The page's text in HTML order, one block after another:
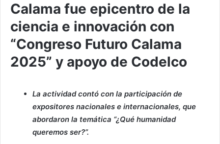
Calama fue epicentro de la
ciencia e innovación con
“Congreso Futuro Calama
2025” y apoyo de Codelco
La actividad contó con la participación de
expositores nacionales e internacionales, que
abordaron la temática “¿Qué humanidad
queremos ser?”.